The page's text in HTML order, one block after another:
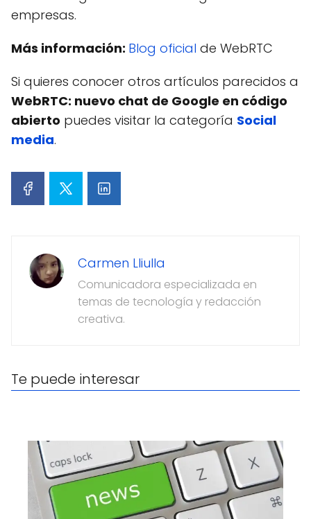
empresas.
Más información: Blog oficial de WebRTC
Si quieres conocer otros artículos parecidos a
WebRTC: nuevo chat de Google en código
abierto puedes visitar la categoría Social
media.
Carmen Lliulla
Comunicadora especializada en
temas de tecnología y redacción
creativa.
Te puede interesar